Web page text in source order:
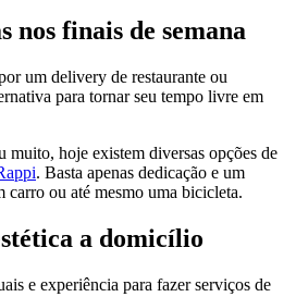
nos finais de semana
um delivery de restaurante ou
para tornar seu tempo livre em
muito, hoje existem diversas opções de
. Basta apenas dedicação e um
carro ou até mesmo uma bicicleta.
a domicílio
e experiência para fazer serviços de